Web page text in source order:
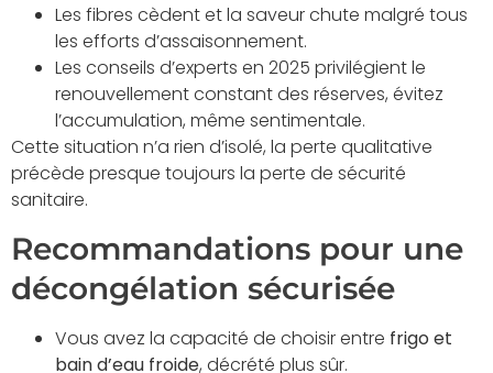
Les fibres cèdent et la saveur chute malgré tous
les efforts d’assaisonnement.
Les conseils d’experts en 2025 privilégient le
renouvellement constant des réserves, évitez
l’accumulation, même sentimentale.
Cette situation n’a rien d’isolé, la perte qualitative
précède presque toujours la perte de sécurité
sanitaire.
Recommandations pour une
décongélation sécurisée
Vous avez la capacité de choisir entre frigo et
bain d’eau froide, décrété plus sûr.